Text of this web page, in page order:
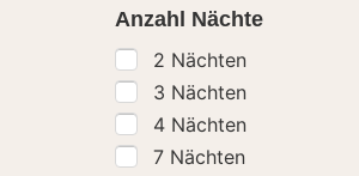
Anzahl Nächte
2 Nächten
3 Nächten
4 Nächten
7 Nächten